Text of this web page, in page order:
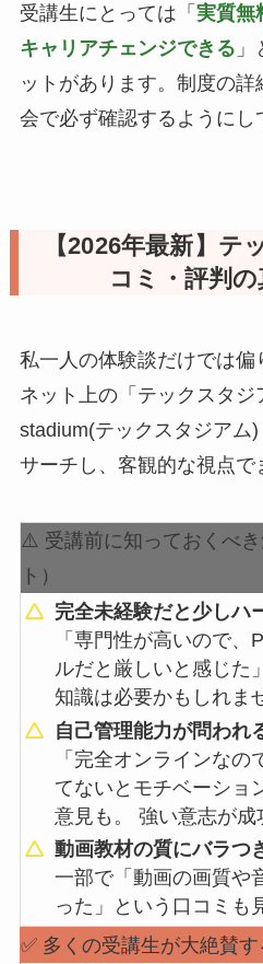
受講生にとっては「 実質無
キャリアチェンジできる
ットがあります。制度の
会で必ず確認するようにし
【2026年最新】テ
コミ・評判の
私一人の体験談だけでは偏
ネット上の「テックスタジ
stadium(テックスタジアム
サーチし、客観的な視点で
⚠️ 受講前に知っておくべ
ト）
完全未経験だと少しハ
「専門性が高いので
ルだと厳しいと感じた
知識は必要かもしれま
自己管理能力が問われ
「完全オンラインな
てないとモチベーショ
意見も。 強い意志が成
動画教材の質にバラつ
一部で「動画の画質や
った」という口コミも
✅ 多くの受講生が大絶賛